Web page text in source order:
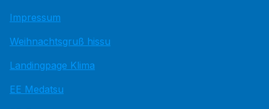
Impressum
Weihnachtsgruß hissu
Landingpage Klima
EE Medatsu